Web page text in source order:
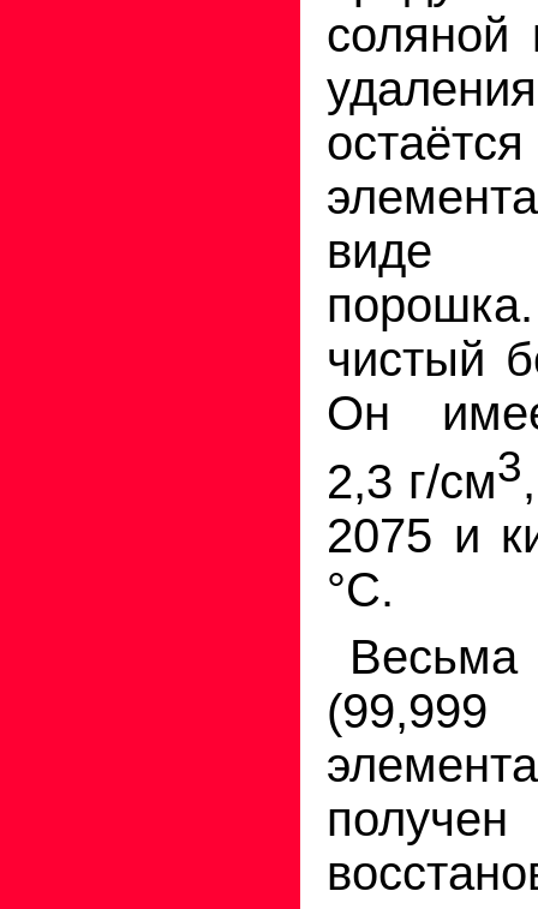
соляной
остаётся
виде
чистый
Он
2,3 г/см3
2075 и
°С.
получен